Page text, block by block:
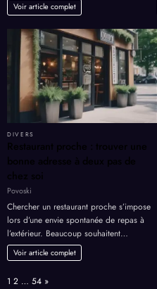
Voir article complet
DIVERS
Restaurant proche : trouver une
bonne adresse à deux pas de
chez soi
Povoski
Chercher un restaurant proche s’impose
lors d’une envie spontanée de repas à
l’extérieur. Beaucoup souhaitent…
Voir article complet
Page:
1 2 … 54 Next
»